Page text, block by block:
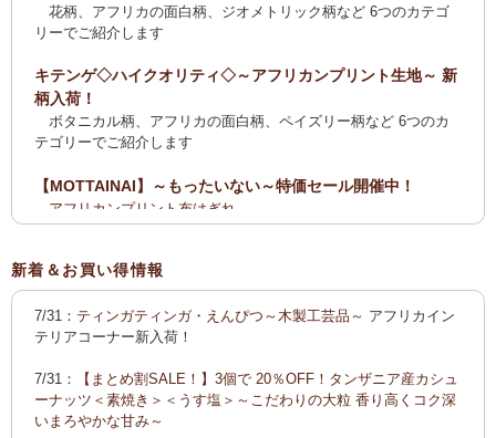
花柄、アフリカの面白柄、ジオメトリック柄など 6つのカテゴ
リーでご紹介します
キテンゲ◇ハイクオリティ◇～アフリカンプリント生地～ 新
柄入荷！
ボタニカル柄、アフリカの面白柄、ペイズリー柄など 6つのカ
テゴリーでご紹介します
【MOTTAINAI】～もったいない～特価セール開催中！
アフリカンプリント布はぎれ
ティンガティンガ・アート【会員様シークレットセール】ワケ
【全国送料無料サービス】タンザニア産コーヒー・紅茶・ス
パイス・デーツ・乳香・モリンガ・書籍
2025新刊！「アフリカのむかしばなし〈全3巻〉」
カンガ～アフリカの生活布～ 新柄入荷！〈大判復刻版〉入
荷！
花柄、アフリカの面白柄、ジオメトリック柄など5つのカテゴリ
新着＆お買い得情報
7/31： ティンガティンガ・えんぴつ～木製工芸品～ アフリカイン
テリアコーナー新入荷！
7/31：
【まとめ割SALE！】3個で 20％OFF！タンザニア産カシュ
ーナッツ＜素焼き＞＜うす塩＞～こだわりの大粒 香り高くコク深
いまろやかな甘み～